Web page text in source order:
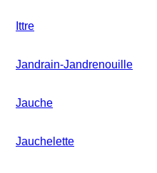
Ittre
Jandrain-Jandrenouille
Jauche
Jauchelette